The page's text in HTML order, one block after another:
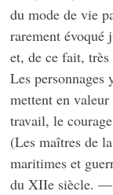
du mode de vie
rarement évoqué
et, de ce fait, très
Les personnages
mettent en
travail, le
(Les maîtres de
maritimes et
du XIIe siècle.